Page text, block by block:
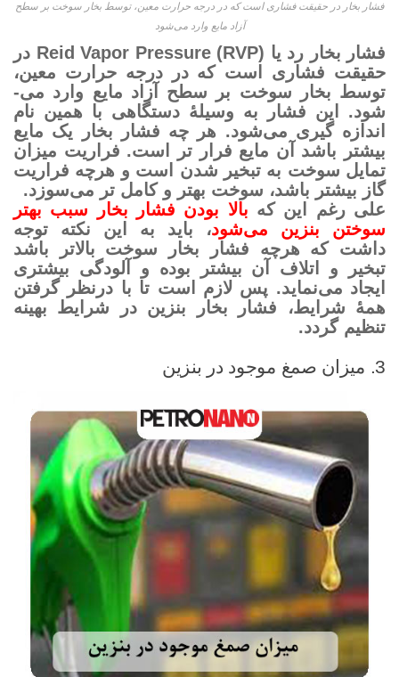
فشار بخار در حقیقت فشاری است که در درجه حرارت معین، توسط بخار سوخت بر سطح
آزاد مایع وارد می‌­شود
فشار بخار رد یا (Reid Vapor Pressure (RVP در
حقیقت فشاری است که در درجه حرارت معین،
توسط بخار سوخت بر سطح آزاد مایع وارد می‌­
شود. این فشار به وسیلۀ دستگاهی با همین نام
اندازه گیری می‌­شود. هر چه فشار بخار یک مایع
بیشتر باشد آن مایع فرار تر است. فراریت میزان
تمایل سوخت به تبخیر شدن است و هرچه فراریت
گاز بیشتر باشد، سوخت بهتر و کامل تر می­‌سوزد.
علی رغم این که بالا بودن فشار بخار سبب بهتر
سوختن بنزین می‌­شود، باید به این نکته توجه
داشت که هرچه فشار بخار سوخت بالاتر باشد
تبخیر و اتلاف آن بیشتر بوده و آلودگی بیشتری
ایجاد می­‌نماید. پس لازم است تا با درنظر گرفتن
همۀ شرایط، فشار بخار بنزین در شرایط بهینه
تنظیم گردد.
3. میزان صمغ موجود در بنزین